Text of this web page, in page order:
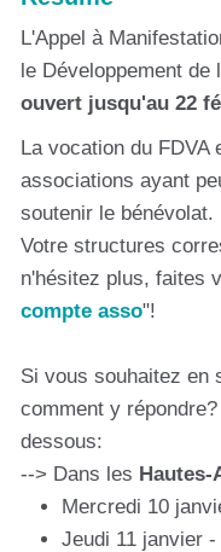
L'Appel à
le Développement
ouvert jusqu'au 22
La vocation du FDVA
associations ayant
soutenir le bénévolat.
Votre structures
n'hésitez plus, faites
compte asso"!
Si vous souhaitez en
comment y
dessous:
--> Dans les Hautes-
Mercredi 10
Jeudi 11 janvier